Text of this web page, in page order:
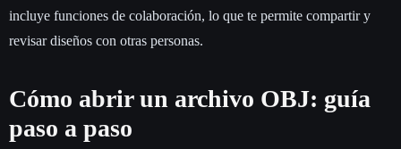
incluye funciones de colaboración, lo que te permite compartir y
revisar diseños con otras personas.
Cómo abrir un archivo OBJ: guía
paso a paso